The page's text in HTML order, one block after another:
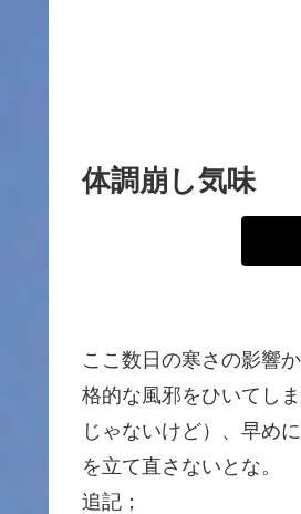
体調崩し気味
ここ数日の寒さの影響
格的な風邪をひいてし
じゃないけど）、早め
を立て直さないとな。
追記；